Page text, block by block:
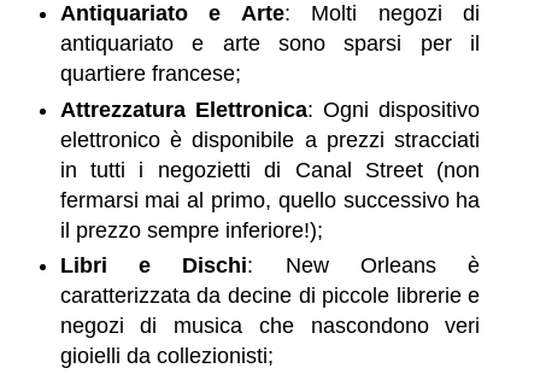
Antiquariato e Arte: Molti negozi di
antiquariato e arte sono sparsi per il
quartiere francese;
Attrezzatura Elettronica: Ogni dispositivo
elettronico è disponibile a prezzi stracciati
in tutti i negozietti di Canal Street (non
fermarsi mai al primo, quello successivo ha
il prezzo sempre inferiore!);
Libri e Dischi: New Orleans è
caratterizzata da decine di piccole librerie e
negozi di musica che nascondono veri
gioielli da collezionisti;